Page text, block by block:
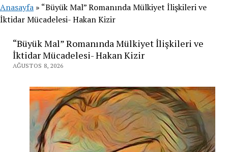
Anasayfa » “Büyük Mal” Romanında Mülkiyet İlişkileri ve
İktidar Mücadelesi- Hakan Kizir
“Büyük Mal” Romanında Mülkiyet İlişkileri ve
İktidar Mücadelesi- Hakan Kizir
AĞUSTOS 8, 2026